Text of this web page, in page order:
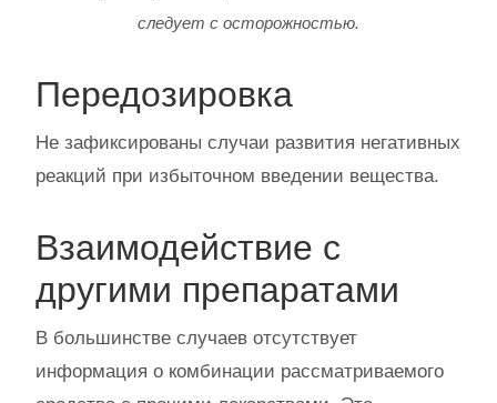
следует с осторожностью.
Передозировка
Не зафиксированы случаи развития негативных
реакций при избыточном введении вещества.
Взаимодействие с
другими препаратами
В большинстве случаев отсутствует
информация о комбинации рассматриваемого